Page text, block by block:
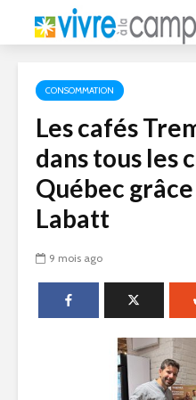
CONSOMMATION
Les cafés
dans tous les
Québec
Labatt
9 mois ago